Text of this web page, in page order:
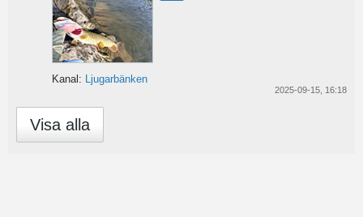
Kanal: Ljugarbänken
2025-09-15, 16:18
Visa alla